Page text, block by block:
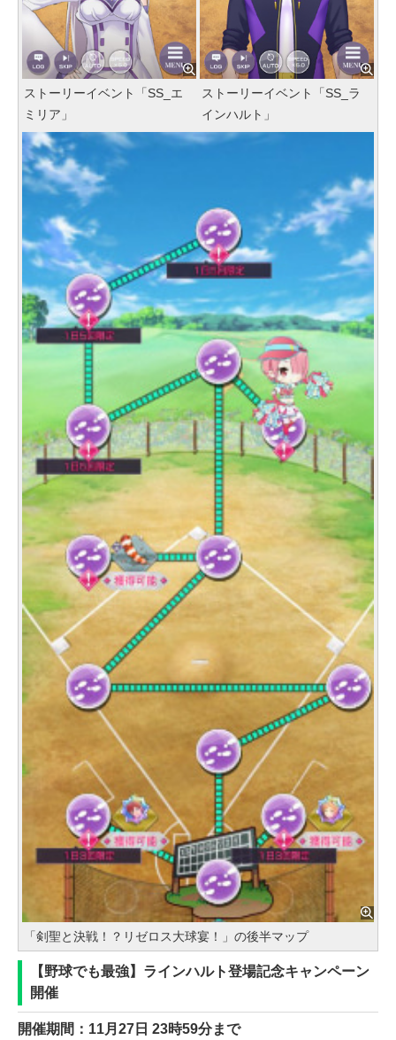
ストーリーイベント「SS_エ
ミリア」
ストーリーイベント「SS_ラ
インハルト」
「剣聖と決戦！？リゼロス大球宴！」の後半マップ
【野球でも最強】ラインハルト登場記念キャンペーン
開催
開催期間：11月27日 23時59分まで